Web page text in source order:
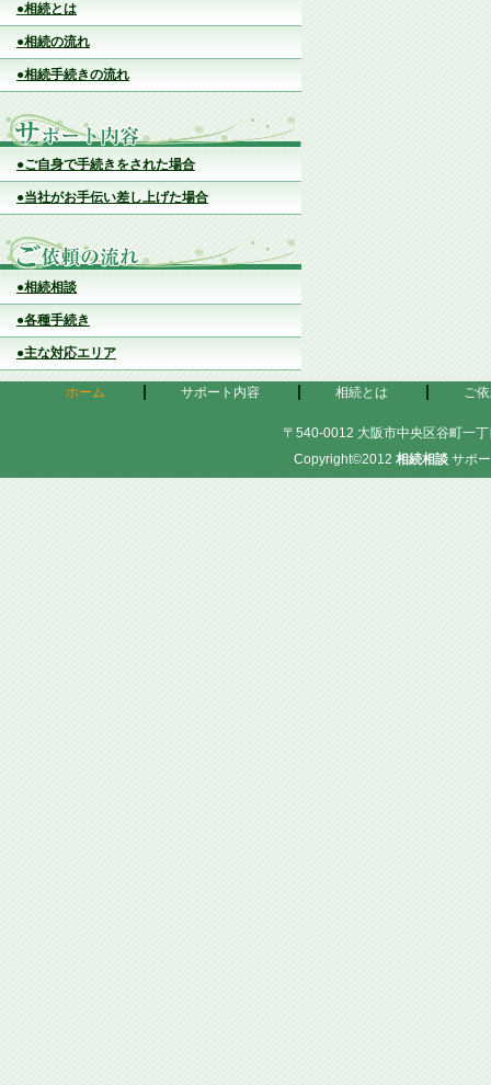
●相続とは
●相続の流れ
●相続手続きの流れ
●ご自身で手続きをされた場合
●当社がお手伝い差し上げた場合
●相続相談
●各種手続き
●主な対応エリア
ホーム サポート内容 相続とは ご
〒540-0012 大阪市中央区谷町一
Copyright©2012 相続相談 サポ